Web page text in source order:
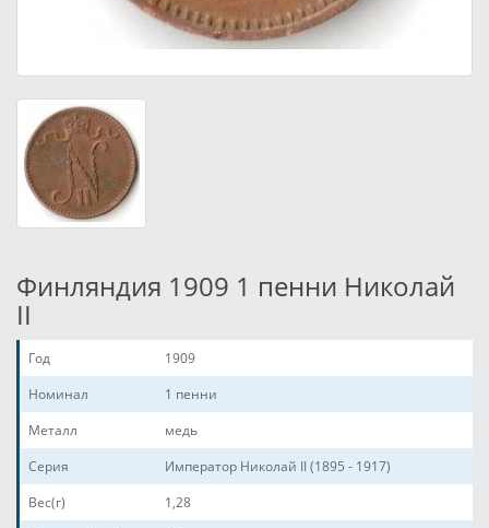
Финляндия 1909 1 пенни Николай
II
Год
1909
Номинал
1 пенни
Металл
медь
Серия
Император Николай II (1895 - 1917)
Вес(г)
1,28